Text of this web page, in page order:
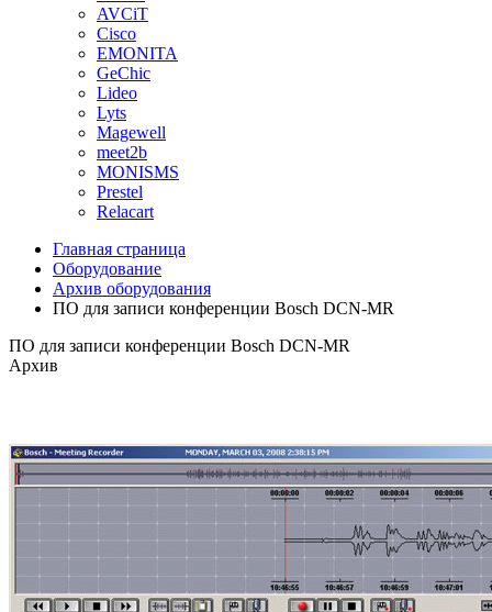
AVCiT
Cisco
EMONITA
GeChic
Lideo
Lyts
Magewell
meet2b
MONISMS
Prestel
Relacart
Главная страница
Оборудование
Архив оборудования
ПО для записи конференции Bosch DCN-MR
ПО для записи конференции Bosch DCN-MR
Архив